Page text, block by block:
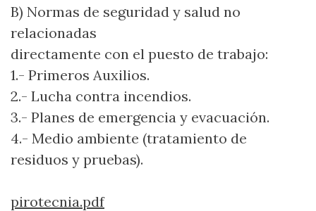
B) Normas de seguridad y salud no
relacionadas
directamente con el puesto de trabajo:
1.- Primeros Auxilios.
2.- Lucha contra incendios.
3.- Planes de emergencia y evacuación.
4.- Medio ambiente (tratamiento de
residuos y pruebas).
pirotecnia.pdf